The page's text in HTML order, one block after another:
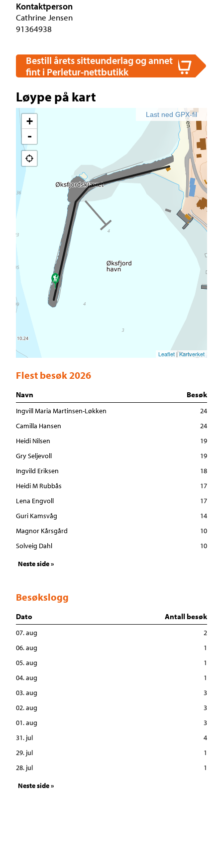
Kontaktperson
Cathrine Jensen
91364938
Bestill årets sitteunderlag og annet
fint i Perletur-nettbutikk
Løype på kart
Last ned GPX-fil
+
-
Leaflet | Kartverket
Flest besøk 2026
Navn Besøk
Ingvill Maria Martinsen-Løkken
24
Camilla Hansen
24
Heidi Nilsen
19
Gry Seljevoll
19
Ingvild Eriksen
18
Heidi M Rubbås
17
Lena Engvoll
17
Guri Kamsvåg
14
Magnor Kårsgård
10
Solveig Dahl
10
Neste side »
Besøkslogg
Dato Antall besøk
07. aug
2
06. aug
1
05. aug
1
04. aug
1
03. aug
3
02. aug
3
01. aug
3
31. jul
4
29. jul
1
28. jul
1
Neste side »